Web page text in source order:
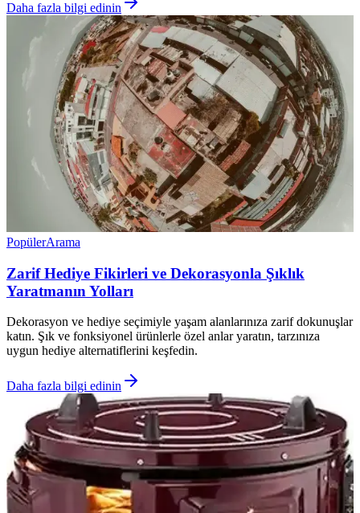
Daha fazla bilgi edinin
PopülerArama
Zarif Hediye Fikirleri ve Dekorasyonla Şıklık
Yaratmanın Yolları
Dekorasyon ve hediye seçimiyle yaşam alanlarınıza zarif dokunuşlar
katın. Şık ve fonksiyonel ürünlerle özel anlar yaratın, tarzınıza
uygun hediye alternatiflerini keşfedin.
Daha fazla bilgi edinin